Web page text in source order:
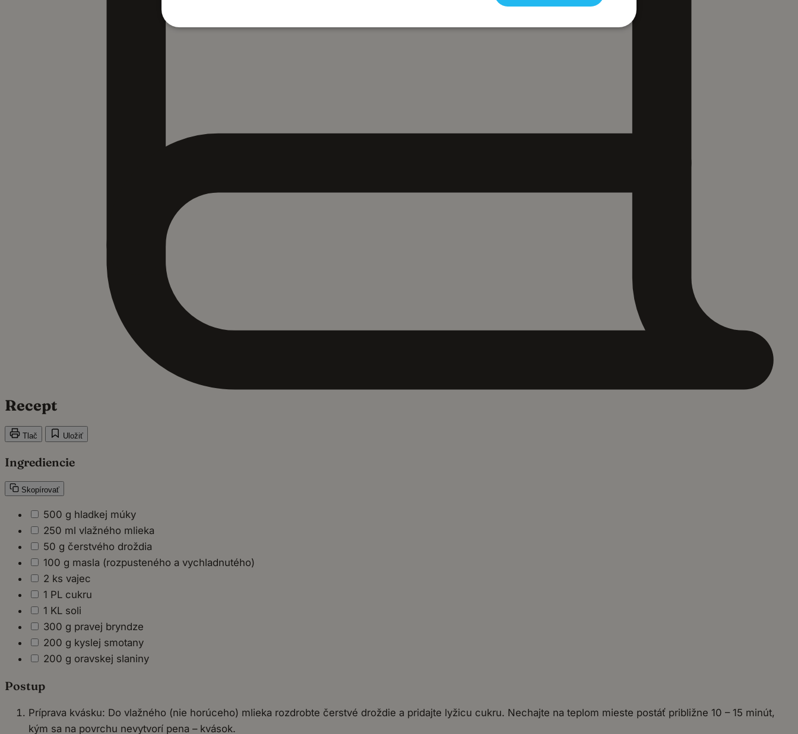
Recept
Tlač Uložiť
Ingrediencie
Skopírovať
500 g hladkej múky
250 ml vlažného mlieka
50 g čerstvého droždia
100 g masla (rozpusteného a vychladnutého)
2 ks vajec
1 PL cukru
1 KL soli
300 g pravej bryndze
200 g kyslej smotany
200 g oravskej slaniny
Postup
Príprava kvásku: Do vlažného (nie horúceho) mlieka rozdrobte čerstvé droždie a pridajte lyžicu cukru. Nechajte na teplom mieste postáť približne 10 – 15 minút,
kým sa na povrchu nevytvorí pena – kvások.